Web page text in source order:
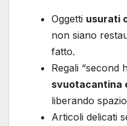
Oggetti usurati
non siano
fatto.
Regali “second
svuotacantina
liberando
Articoli delicati